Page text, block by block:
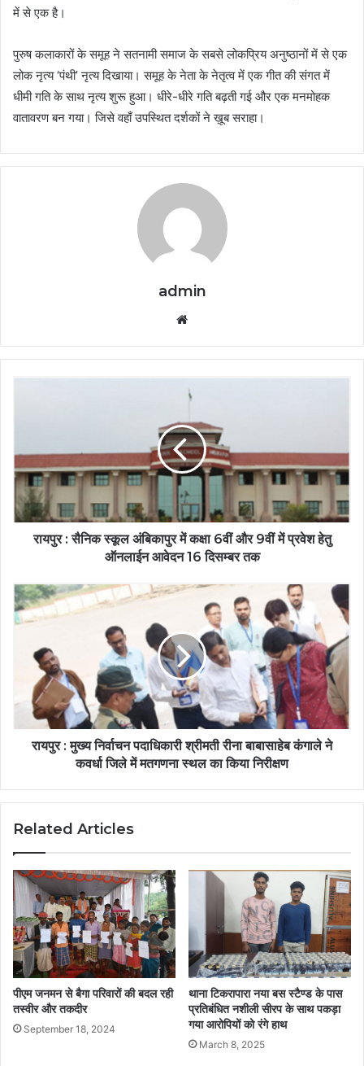
में से एक है।
पुरुष कलाकारों के समूह ने सतनामी समाज के सबसे लोकप्रिय अनुष्ठानों में से एक
लोक नृत्य ‘पंथी’ नृत्य दिखाया। समूह के नेता के नेतृत्व में एक गीत की संगत में
धीमी गति के साथ नृत्य शुरू हुआ। धीरे-धीरे गति बढ़ती गई और एक मनमोहक
वातावरण बन गया। जिसे वहाँ उपस्थित दर्शकों ने ख़ूब सराहा।
admin
रायपुर : सैनिक स्कूल अंबिकापुर में कक्षा 6वीं और 9वीं में प्रवेश हेतु
ऑनलाईन आवेदन 16 दिसम्बर तक
रायपुर : मुख्य निर्वाचन पदाधिकारी श्रीमती रीना बाबासाहेब कंगाले ने
कवर्धा जिले में मतगणना स्थल का किया निरीक्षण
Related Articles
पीएम जनमन से बैगा परिवारों की बदल रही
तस्वीर और तकदीर
September 18, 2024
थाना टिकरापारा नया बस स्टैण्ड के पास
प्रतिबंधित नशीली सीरप के साथ पकड़ा
गया आरोपियों को रंगे हाथ
March 8, 2025